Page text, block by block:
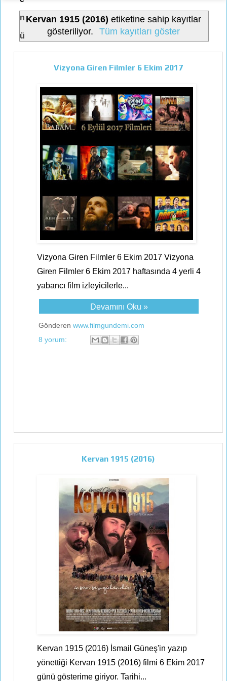
n
ü
Kervan 1915 (2016) etiketine sahip kayıtlar
gösteriliyor.
Tüm kayıtları göster
Vizyona Giren Filmler 6 Ekim 2017
Vizyona Giren Filmler 6 Ekim 2017 Vizyona
Giren Filmler 6 Ekim 2017 haftasında 4 yerli 4
yabancı film izleyicilerle...
Devamını Oku »
Gönderen www.filmgundemi.com
8 yorum:
Kervan 1915 (2016)
Kervan 1915 (2016) İsmail Güneş'in yazıp
yönettiği Kervan 1915 (2016) filmi 6 Ekim 2017
günü gösterime giriyor. Tarihi...